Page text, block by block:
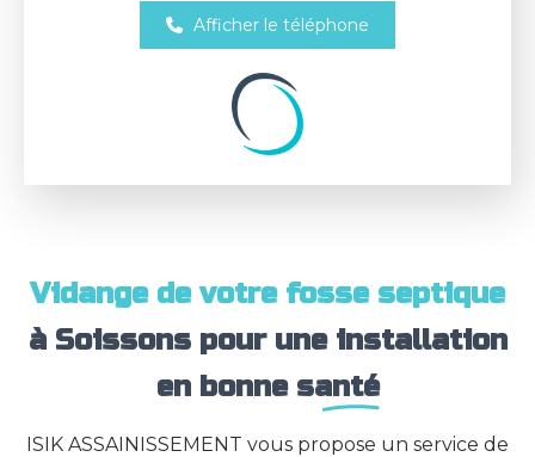
Afficher le téléphone
Vidange de votre fosse septique
à Soissons pour une installation
en bonne santé
ISIK ASSAINISSEMENT vous propose un service de